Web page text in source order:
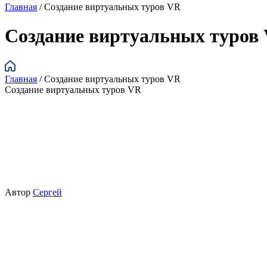
Главная / Cоздание виртуальных туров VR
Cоздание виртуальных туров
Главная / Cоздание виртуальных туров VR
Cоздание виртуальных туров VR
Автор Сергей